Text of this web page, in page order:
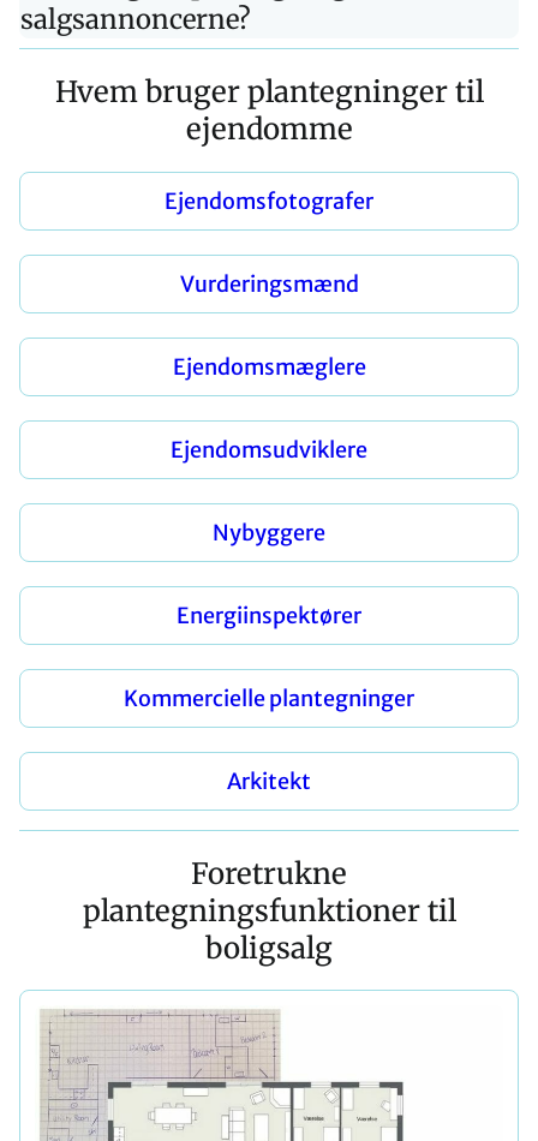
salgsannoncerne?
Hvem bruger plantegninger til
ejendomme
Ejendomsfotografer
Vurderingsmænd
Ejendomsmæglere
Ejendomsudviklere
Nybyggere
Energiinspektører
Kommercielle plantegninger
Arkitekt
Foretrukne
plantegningsfunktioner til
boligsalg